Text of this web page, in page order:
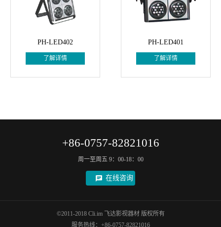
PH-LED402
了解详情
PH-LED401
了解详情
+86-0757-82821016
周一至周五 9：00-18：00
在线咨询
©2011-2018 Cli.im 飞达影视器材 版权所有
服务热线：+86-0757-82821016